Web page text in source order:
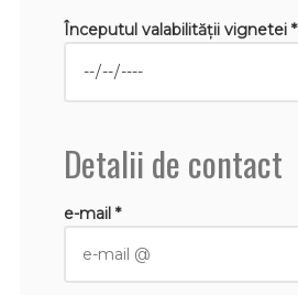
Începutul valabilităţii vignetei *
Detalii de contact
e-mail *